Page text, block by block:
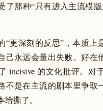
那种“只有进入主流模版
“更深刻的反思”，本质上
己永远会量出失败。好在
incisive 的文化批评。对
不是在主流的剧本里争取
撕了。